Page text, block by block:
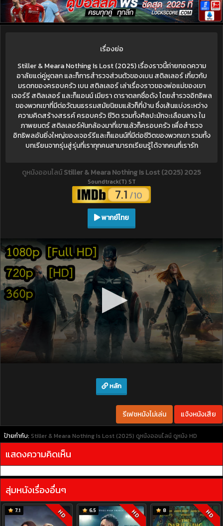
เรื่องย่อ
Stiller & Meara Nothing Is Lost (2025) เรื่องราวนี้ถ่ายทอดความ
อาลัยแด่คู่หูตลก และก็การสำรวจส่วนตัวของเบน สติลเลอร์ เกี่ยวกับ
มรดกของครอบครัว เบน สติลเลอร์ เล่าเรื่องราวของพ่อแม่ของเขา
เจอร์รี สติลเลอร์ และก็แอนน์ เมียรา ดาราตลกชื่อดัง โดยสำรวจอิทธิพล
ของพวกเขาที่มีต่อวัฒนธรรมสมัยนิยมแล้วก็ที่บ้าน ซึ่งเส้นแบ่งระหว่าง
ความคิดสร้างสรรค์ ครอบครัว ชีวิต รวมทั้งศิลปะมักจะเลือนลาง ใน
ภาพยนตร์ สติลเลอร์หันกล้องมาที่เขาแล้วก็ครอบครัว เพื่อสำรวจ
อิทธิพลอันยิ่งใหญ่ของเจอร์รีและก็แอนน์ที่มีต่อชีวิตของพวกเขา รวมทั้ง
บทเรียนจากรุ่นสู่รุ่นที่เราทุกคนสามารถเรียนรู้ได้จากคนที่เรารัก
ดูหนังออนไลน์Stiller & Meara Nothing Is Lost (2025) 2025
Soundtrack(T) ST
7.1 /10
พากย์ไทย
หลัก
รีเฟชหนังไม่เล่น แจ้งหนังเสีย
ป้ายกำกับ: Stiller & Meara Nothing Is Lost (2025) ดูหนังออนไลน์ ดูหนัง HD
แสดงความคิดเห็น
สุ่มหนังเรื่องอื่นๆ
7.1 HD 6.5 HD 8 HD